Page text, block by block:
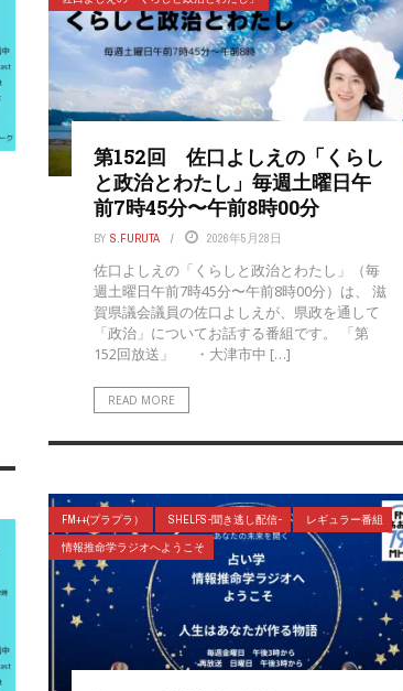
第152回 佐口よしえの「くらし
と政治とわたし」毎週土曜日午
前7時45分〜午前8時00分
BY S.FURUTA 2026年5月28日
佐口よしえの「くらしと政治とわたし‪」（毎
週土曜日午前7時45分〜午前8時00分）は、 滋
賀県議会議員の佐口よしえが、県政を通して
「政治」についてお話する番組です。 「第
152回放送」 ・大津市中 […]
READ MORE
FM++(プラプラ） SHELFS-聞き逃し配信-
レギュラー番組
情報推命学ラジオへようこそ